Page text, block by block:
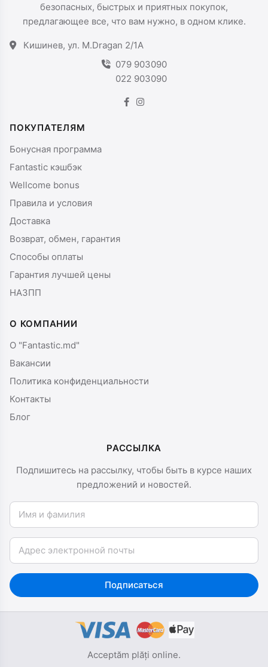
безопасных, быстрых и приятных покупок,
предлагающее все, что вам нужно, в одном клике.
Кишинев, ул. M.Dragan 2/1A
079 903090
022 903090
ПОКУПАТЕЛЯМ
Бонусная программа
Fantastic кэшбэк
Wellcome bonus
Правила и условия
Доставка
Возврат, обмен, гарантия
Способы оплаты
Гарантия лучшей цены
НАЗПП
О КОМПАНИИ
О "Fantastic.md"
Вакансии
Политика конфиденциальности
Контакты
Блог
РАССЫЛКА
Подпишитесь на рассылку, чтобы быть в курсе наших
предложений и новостей.
Имя и фамилия
Email
Подписаться
Acceptăm plăți online.